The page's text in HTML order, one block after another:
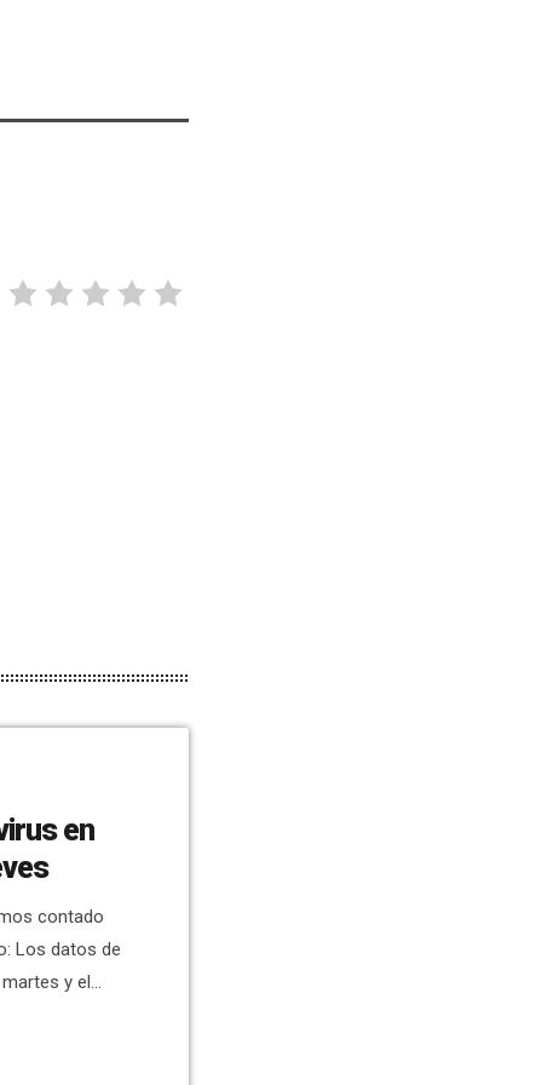
en
contado
Los datos de
y el
Pola 11